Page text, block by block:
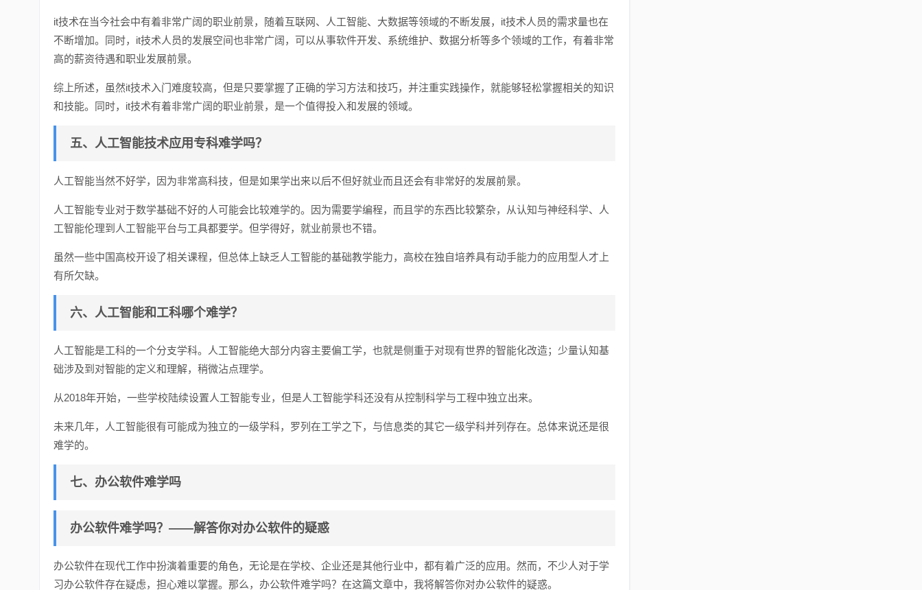
it技术在当今社会中有着非常广阔的职业前景，随着互联网、人工智能、大数据等领域的不断发展，it技术人员的需求量也在
不断增加。同时，it技术人员的发展空间也非常广阔，可以从事软件开发、系统维护、数据分析等多个领域的工作，有着非常
高的薪资待遇和职业发展前景。
综上所述，虽然it技术入门难度较高，但是只要掌握了正确的学习方法和技巧，并注重实践操作，就能够轻松掌握相关的知识
和技能。同时，it技术有着非常广阔的职业前景，是一个值得投入和发展的领域。
五、人工智能技术应用专科难学吗？
人工智能当然不好学，因为非常高科技，但是如果学出来以后不但好就业而且还会有非常好的发展前景。
人工智能专业对于数学基础不好的人可能会比较难学的。因为需要学编程，而且学的东西比较繁杂，从认知与神经科学、人
工智能伦理到人工智能平台与工具都要学。但学得好，就业前景也不错。
虽然一些中国高校开设了相关课程，但总体上缺乏人工智能的基础教学能力，高校在独自培养具有动手能力的应用型人才上
有所欠缺。
六、人工智能和工科哪个难学？
人工智能是工科的一个分支学科。人工智能绝大部分内容主要偏工学，也就是侧重于对现有世界的智能化改造；少量认知基
础涉及到对智能的定义和理解，稍微沾点理学。
从2018年开始，一些学校陆续设置人工智能专业，但是人工智能学科还没有从控制科学与工程中独立出来。
未来几年，人工智能很有可能成为独立的一级学科，罗列在工学之下，与信息类的其它一级学科并列存在。总体来说还是很
难学的。
七、办公软件难学吗
办公软件难学吗？——解答你对办公软件的疑惑
办公软件在现代工作中扮演着重要的角色，无论是在学校、企业还是其他行业中，都有着广泛的应用。然而，不少人对于学
习办公软件存在疑虑，担心难以掌握。那么，办公软件难学吗？在这篇文章中，我将解答你对办公软件的疑惑。